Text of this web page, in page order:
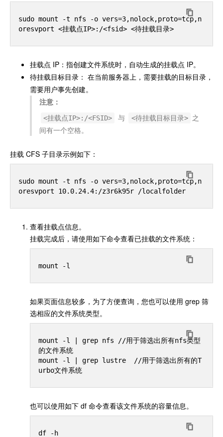
sudo mount -t nfs -o vers=3,nolock,proto=tcp,n
挂载点 IP：指创建文件系统时，自动生成的挂载点 IP。
待挂载目标目录： 在当前服务器上，需要挂载的目标目录，
需要用户事先创建。
注意：
<挂载点IP>:/<FSID> 与 <待挂载目标目录> 之
间有一个空格。
挂载 CFS 子目录示例如下：
sudo mount -t nfs -o vers=3,nolock,proto=tcp,n
查看挂载点信息。
挂载完成后，请使用如下命令查看已挂载的文件系统：
如果页面信息较多，为了方便查询，您也可以使用 grep 筛
选相应的文件系统类型。
mount -l | grep nfs //用于筛选出所有nfs类型
的文件系统
mount -l | grep lustre  //用于筛选出所有的T
也可以使用如下 df 命令查看该文件系统的容量信息。